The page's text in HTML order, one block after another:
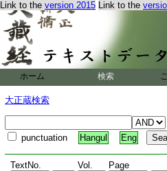
Link to the version 2015 Link to the
ホーム 検索
大正蔵検索
punctuation Hangul Eng
TextNo. Vol. Page